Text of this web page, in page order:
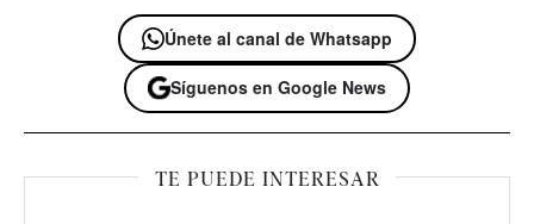
Únete al canal de Whatsapp
Síguenos en Google News
TE PUEDE INTERESAR